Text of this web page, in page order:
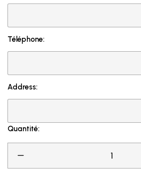
Téléphone:
Address:
Quantité: